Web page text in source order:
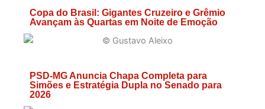
Copa do Brasil: Gigantes Cruzeiro e Grêmio
Avançam às Quartas em Noite de Emoção
PSD-MG Anuncia Chapa Completa para
Simões e Estratégia Dupla no Senado para
2026